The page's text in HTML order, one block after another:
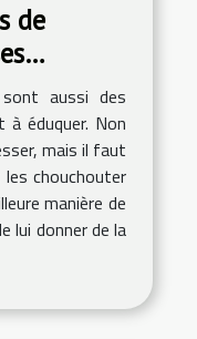
de
aussi des
éduquer. Non
mais il faut
chouchouter
manière de
lui donner de la